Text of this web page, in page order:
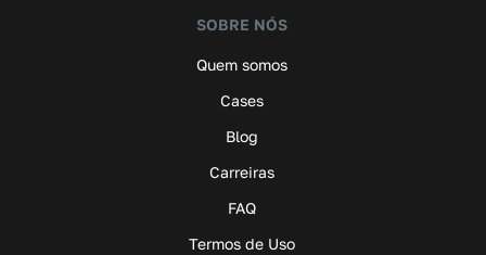
SOBRE NÓS
Quem somos
Cases
Blog
Carreiras
FAQ
Termos de Uso